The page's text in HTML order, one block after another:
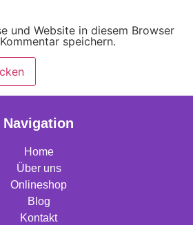
und Website in diesem Browser
speichern.
Navigation
Home
Über uns
Onlineshop
Blog
Kontakt